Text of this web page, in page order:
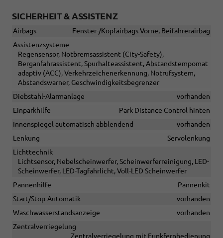
SICHERHEIT & ASSISTENZ
Airbags
Fenster-/Kopfairbags Vorne, Beifahrerairbag
Assistenzsysteme
Regensensor, Notbremsassistent (City-Safety),
Berganfahrassistent, Spurhalteassistent, Abstandstempomat
adaptiv (ACC), Verkehrzeichenerkennung, Notrufsystem,
Abstandswarner, Geschwindigkeitsbegrenzer
Diebstahl-Alarmanlage
vorhanden
Einparkhilfe
Park Distance Control hinten
Innenspiegel automatisch abblendend
vorhanden
Lenkung
Servolenkung
Lichttechnik
Lichtsensor, Nebelscheinwerfer, Scheinwerferreinigung, LED-
Scheinwerfer, LED-Tagfahrlicht, Voll-LED Scheinwerfer
Pannenhilfe
Pannenkit
Start/Stop-Automatik
vorhanden
Waschwasserstandsanzeige
vorhanden
Zentralverriegelung
Zentralverriegelung mit Funkfernbedienung